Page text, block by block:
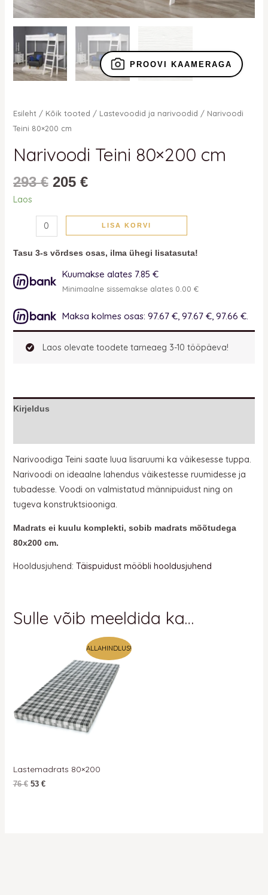
PROOVI KAAMERAGA
Esileht / Kõik tooted / Lastevoodid ja narivoodid / Narivoodi
Teini 80×200 cm
Narivoodi Teini 80×200 cm
293€ 205 €
Laos
LISA KORVI
Tasu 3-s võrdses osas, ilma ühegi lisatasuta!
Kuumakse alates 7.85 €
Minimaalne sissemakse alates 0.00 €
Maksa kolmes osas: 97.67 €, 97.67 €, 97.66 €.
Laos olevate toodete tarneaeg 3-10 tööpäeva!
Kirjeldus
Narivoodiga Teini saate luua lisaruumi ka väikesesse tuppa.
Narivoodi on ideaalne lahendus väikestesse ruumidesse ja
tubadesse. Voodi on valmistatud männipuidust ning on
tugeva konstruktsiooniga.
Madrats ei kuulu komplekti, sobib madrats mõõtudega
80x200 cm.
Hooldusjuhend: Täispuidust mööbli hooldusjuhend
Sulle võib meeldida ka…
ALLAHINDLUS!
Lastemadrats 80×200
76€ 53 €